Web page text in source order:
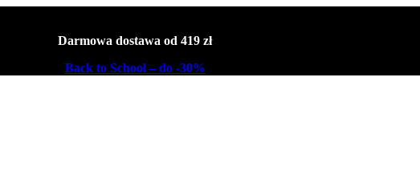
Darmowa dostawa od 419 zł
Back to School – do -30%